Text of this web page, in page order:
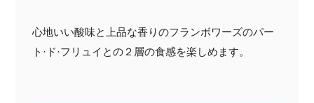
心地いい酸味と上品な香りのフランボワーズのパー
ト·ド·フリュイとの２層の食感を楽しめます。